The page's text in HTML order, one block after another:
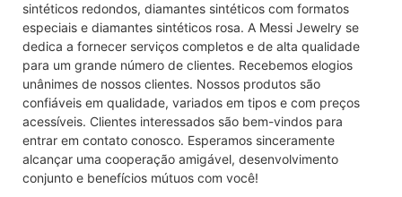
sintéticos redondos, diamantes sintéticos com formatos
especiais e diamantes sintéticos rosa. A Messi Jewelry se
dedica a fornecer serviços completos e de alta qualidade
para um grande número de clientes. Recebemos elogios
unânimes de nossos clientes. Nossos produtos são
confiáveis ​​em qualidade, variados em tipos e com preços
acessíveis. Clientes interessados ​​são bem-vindos para
entrar em contato conosco. Esperamos sinceramente
alcançar uma cooperação amigável, desenvolvimento
conjunto e benefícios mútuos com você!